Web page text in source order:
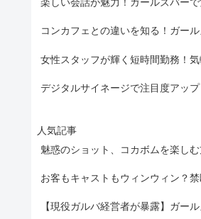
コンカフェとの違いを知る！ガー
女性スタッフが輝く短時間勤務！
デジタルサイネージで注目度アッ
人気記事
魅惑のショット、コカボムを楽し
お客もキャストもウィンウィン？
【現役ガルバ経営者が暴露】ガー